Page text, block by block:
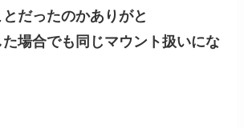
だったのかありがと
場合でも同じマウント扱いにな